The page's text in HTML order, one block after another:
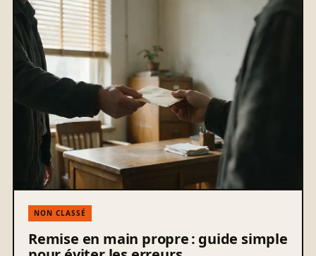
NON CLASSÉ
Remise en main propre : guide simple